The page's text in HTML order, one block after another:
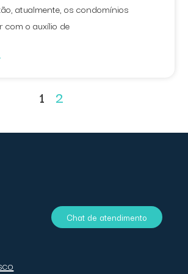
Chat de atendimento
atualmente, os condomínios
com o auxílio de
1 2